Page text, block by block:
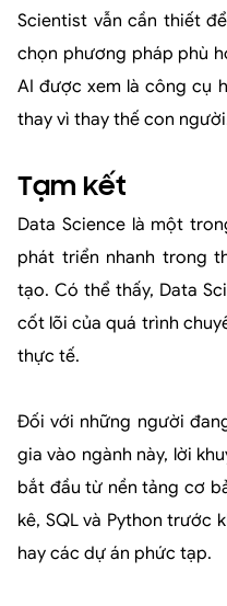
Scientist vẫn cần thiết
chọn phương pháp phù
AI được xem là công cụ
thay vì thay thế con
Tạm kết
Data Science là một
phát triển nhanh trong
tạo. Có thể thấy, Data
cốt lõi của quá trình
thực tế.
Đối với những người
gia vào ngành này, lời
bắt đầu từ nền tảng cơ
kê, SQL và Python trước
hay các dự án phức tạp.